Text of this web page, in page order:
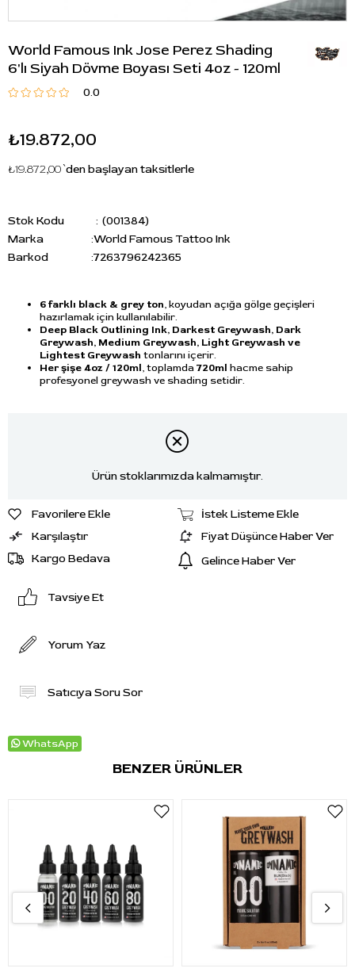
World Famous Ink Jose Perez Shading
6'lı Siyah Dövme Boyası Seti 4oz - 120ml
0.0
₺19.872,00
₺19.872,00`den başlayan taksitlerle
Stok Kodu
(001384)
Marka
:World Famous Tattoo Ink
Barkod
:7263796242365
6 farklı black & grey ton, koyudan açığa gölge geçişleri
hazırlamak için kullanılabilir.
Deep Black Outlining Ink, Darkest Greywash, Dark
Greywash, Medium Greywash, Light Greywash ve
Lightest Greywash tonlarını içerir.
Her şişe 4oz / 120ml, toplamda720ml hacme sahip
profesyonel greywash ve shading setidir.
Ürün stoklarımızda kalmamıştır.
Favorilere Ekle
İstek Listeme Ekle
Karşılaştır
Fiyat Düşünce Haber Ver
Kargo Bedava
Gelince Haber Ver
Tavsiye Et
Yorum Yaz
Satıcıya Soru Sor
WhatsApp
BENZER ÜRÜNLER